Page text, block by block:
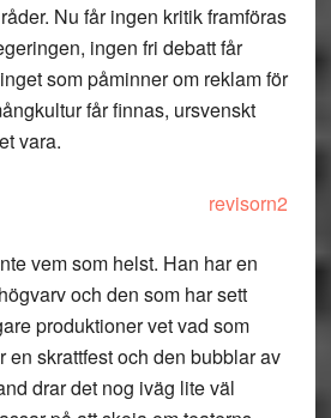
Nu får ingen kritik framföras
ingen fri debatt får
som påminner om reklam för
får finnas, ursvenskt
vara.
vem som helst. Han har en
och den som har sett
produktioner vet vad som
en skrattfest och den bubblar av
drar det nog iväg lite väl